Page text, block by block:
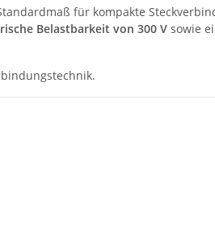
für kompakte
Belastbarkeit von 300 V sowie